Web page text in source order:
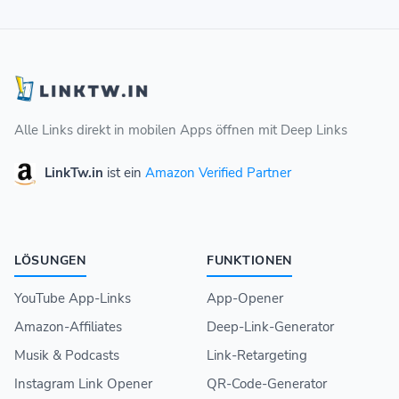
Alle Links direkt in mobilen Apps öffnen mit Deep Links
LinkTw.in ist ein Amazon Verified Partner
LÖSUNGEN
YouTube App-Links
Amazon-Affiliates
Musik & Podcasts
Instagram Link Opener
FUNKTIONEN
App-Opener
Deep-Link-Generator
Link-Retargeting
QR-Code-Generator